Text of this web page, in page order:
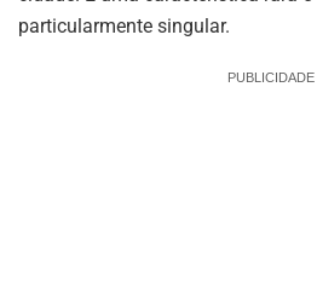
particularmente singular.
PUBLICIDADE